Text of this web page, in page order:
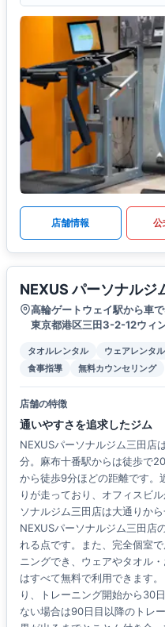
店舗情報 公
NEXUS パーソナルジ
高輪ゲートウェイ駅から車
東京都港区三田3-2-12ウィ
タオルレンタル ウェアレンタル
食事指導
無料カウンセリング
店舗の特徴
通いやすさを追求したジム
NEXUSパーソナルジム三田店
分。麻布十番駅からは徒歩で
から徒歩9分ほどの距離です。
りが走っており、オフィスビ
ソナルジム三田店は大通りか
NEXUSパーソナルジム三田店
れる点です。また、完全個室
ニングでき、ウェアやタオル
はすべて無料で利用できます
り、トレーニング開始から30
ない場合は90日目以降のトレ